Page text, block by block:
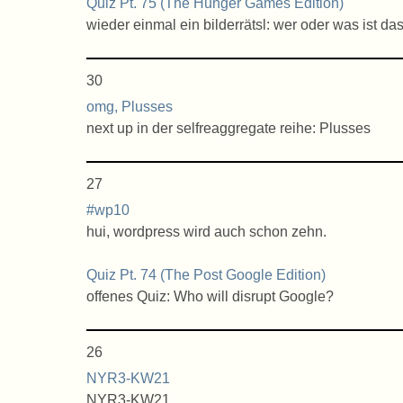
Quiz Pt. 75 (The Hunger Games Edition)
wieder einmal ein bilderrätsl: wer oder was ist
30
omg, Plusses
next up in der selfreaggregate reihe: Plusses
27
#wp10
hui, wordpress wird auch schon zehn.
Quiz Pt. 74 (The Post Google Edition)
offenes Quiz: Who will disrupt Google?
26
NYR3-KW21
NYR3-KW21